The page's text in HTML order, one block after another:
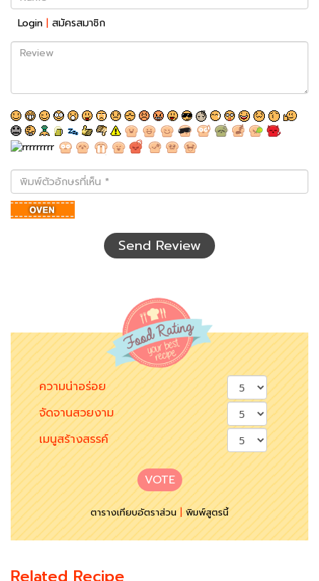
Login | สมัครสมาชิก
Review
พิมพ์
ตัว
อักษร
ที่
Send Review
ความน่าอร่อย
จัดจานสวยงาม
เมนูสร้างสรรค์
VOTE
ตารางเทียบอัตราส่วน|พิมพ์สูตรนี้